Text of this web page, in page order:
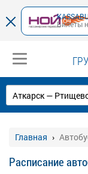
Билеты
Главная
Расписание